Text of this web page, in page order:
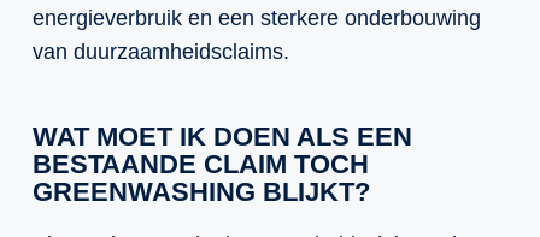
energieverbruik en een sterkere onderbouwing
van duurzaamheidsclaims.
WAT MOET IK DOEN ALS EEN
BESTAANDE CLAIM TOCH
GREENWASHING BLIJKT?